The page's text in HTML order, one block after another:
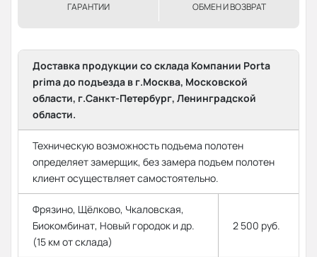
ГАРАНТИИ ОБМЕН И ВОЗВРАТ
Доставка продукции со склада Компании Porta
prima до подъезда в г.Москва, Московской
области, г.Санкт-Петербург, Ленинградской
области.
Техническую возможность подъема полотен
определяет замерщик, без замера подъем полотен
клиент осуществляет самостоятельно.
Фрязино, Щёлково, Чкаловская,
Биокомбинат, Новый городок и др.
(15 км от склада)
2 500 руб.